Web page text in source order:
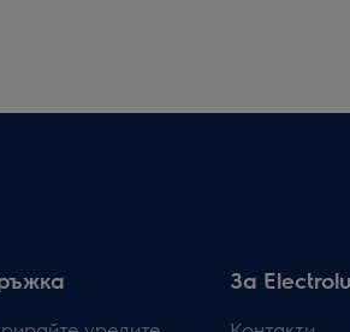
За